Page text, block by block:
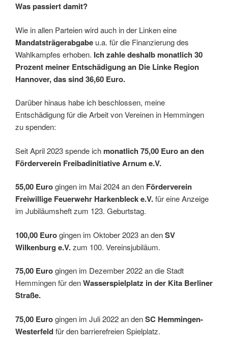
Was passiert damit?
Wie in allen Parteien wird auch in der Linken eine
Mandatsträgerabgabe u.a. für die Finanzierung des
Wahlkampfes erhoben. Ich zahle deshalb monatlich 30
Prozent meiner Entschädigung an Die Linke Region
Hannover, das sind 36,60 Euro.
Darüber hinaus habe ich beschlossen, meine
Entschädigung für die Arbeit von Vereinen in Hemmingen
zu spenden:
Seit April 2023 spende ich monatlich 75,00 Euro an den
Förderverein Freibadinitiative Arnum e.V.
55,00 Eurogingen im Mai 2024 an den Förderverein
Freiwillige Feuerwehr Harkenbleck e.V.für eine Anzeige
im Jubiläumsheft zum 123. Geburtstag.
100,00 Eurogingen im Oktober 2023 an denSV
Wilkenburg e.V.zum 100. Vereinsjubiläum.
75,00 Eurogingen im Dezember 2022 an die Stadt
Hemmingen für denWasserspielplatz in der Kita Berliner
Straße.
75,00 Eurogingen im Juli 2022 an denSC Hemmingen-
Westerfeldfür den barrierefreien Spielplatz.